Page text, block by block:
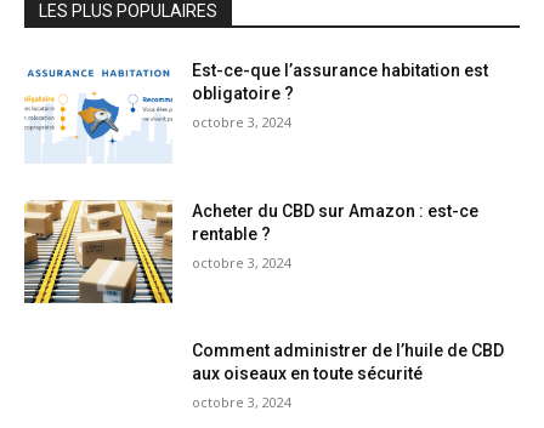
LES PLUS POPULAIRES
Est-ce-que l’assurance habitation est
obligatoire ?
octobre 3, 2024
Acheter du CBD sur Amazon : est-ce
rentable ?
octobre 3, 2024
Comment administrer de l’huile de CBD
aux oiseaux en toute sécurité
octobre 3, 2024